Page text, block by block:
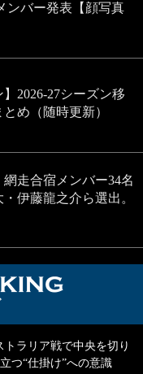
ンバー発表【顔写真
】2026-27シーズン移
め（随時更新）
網走合宿メンバー34名
伊藤龍之介ら選出。
ラリア戦で中央を切り
つ“仕掛け”への意識